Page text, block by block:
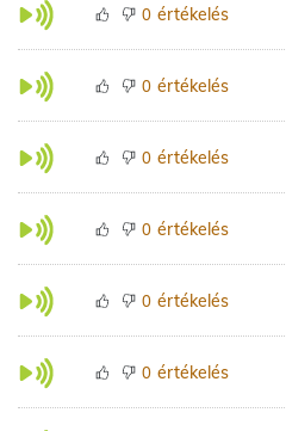
0 értékelés
0 értékelés
0 értékelés
0 értékelés
0 értékelés
0 értékelés